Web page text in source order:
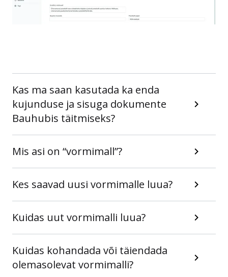
Kas ma saan kasutada ka enda
kujunduse ja sisuga dokumente
Bauhubis täitmiseks?
Mis asi on “vormimall”?
Kes saavad uusi vormimalle luua?
Kuidas uut vormimalli luua?
Kuidas kohandada või täiendada
olemasolevat vormimalli?